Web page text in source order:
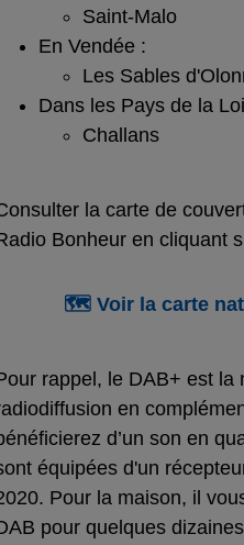
Saint-Malo
En Vendée :
Les Sables
Dans les Pays de la
Challans
la carte de
Bonheur en cliquant
🗺️ Voir la carte
rappel, le DAB+ est la
en
d’un son en
équipées d'un
Pour la maison, il
pour quelques